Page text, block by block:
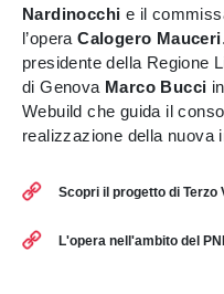
Nardinocchi e il
l’operaCalogero Mauceri
presidente della Regione
di Genova Marco Bucci
Webuild che guida il
realizzazione della nuova
Scopri il progetto di Terzo
L'opera nell'ambito del